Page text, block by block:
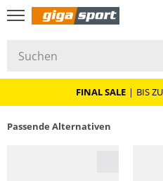
GIGASTYLE
FAHRRAD­
FINAL SALE | BIS
Passende Alternativen